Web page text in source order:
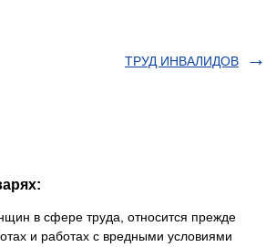
ТРУД ИНВАЛИДОВ
в сфере труда, относится прежде
и работах с вредными условиями